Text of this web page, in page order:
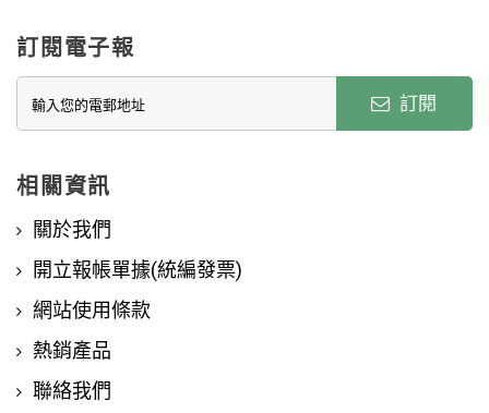
訂閱電子報
訂閱
相關資訊
關於我們
開立報帳單據(統編發票)
網站使用條款
熱銷產品
聯絡我們